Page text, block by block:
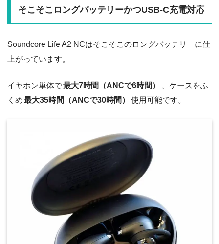
そこそこロングバッテリーかつUSB-C充電対応
Soundcore Life A2 NCはそこそこのロングバッテリーに仕
上がっています。
イヤホン単体で最大7時間（ANCで6時間）
、ケースをふ
くめ最大35時間（ANCで30時間） 使用可能です。